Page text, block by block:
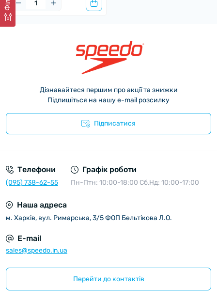
Дізнавайтеся першим про акції та знижки
Підпишіться на нашу e-mail розсилку
Підписатися
Телефони
(095) 738-62-55
Графік роботи
Пн-Птн: 10:00-18:00 Сб,Нд: 10:00-17:00
Наша адреса
м. Харків, вул. Римарська, 3/5 ФОП Бельтікова Л.О.
E-mail
sales@speedo.in.ua
Перейти до контактів